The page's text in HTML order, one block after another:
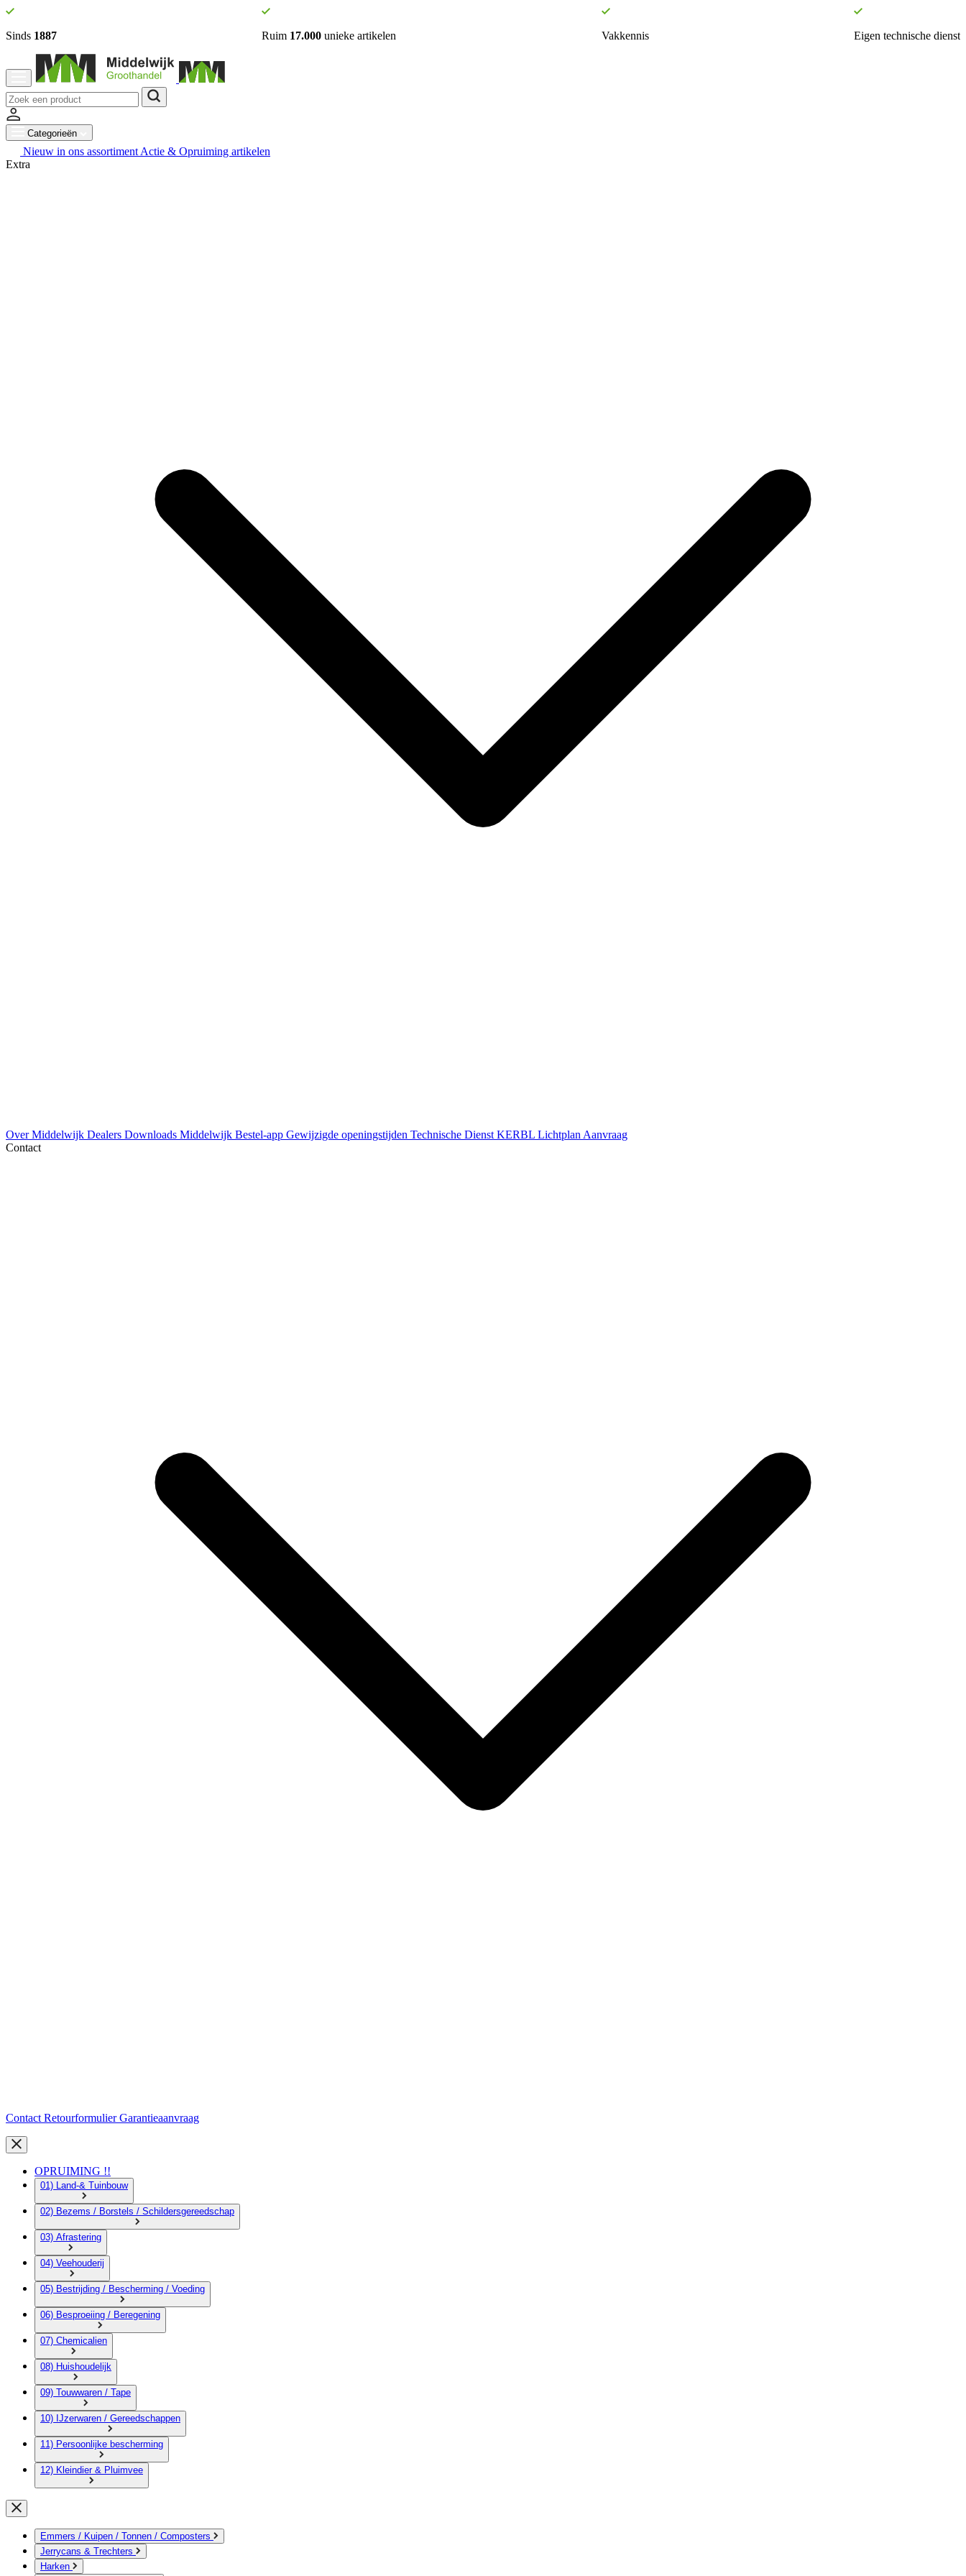
Sinds 1887 Ruim 17.000 unieke artikelen Vakkennis Eigen technische dienst
Categorieën
Nieuw in ons assortiment Actie & Opruiming artikelen
Extra
Over Middelwijk Dealers Downloads Middelwijk Bestel-app Gewijzigde openingstijden Technische Dienst KERBL Lichtplan Aanvraag
Contact
Contact RetourformulierGarantieaanvraag
OPRUIMING !!
01) Land-& Tuinbouw
02) Bezems / Borstels / Schildersgereedschap
03) Afrastering
04) Veehouderij
05) Bestrijding / Bescherming / Voeding
06) Besproeiing / Beregening
07) Chemicalien
08) Huishoudelijk
09) Touwwaren / Tape
10) IJzerwaren / Gereedschappen
11) Persoonlijke bescherming
12) Kleindier & Pluimvee
Emmers / Kuipen / Tonnen / Composters
Jerrycans & Trechters
Harken